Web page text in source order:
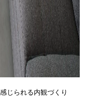
じられる内観づくり